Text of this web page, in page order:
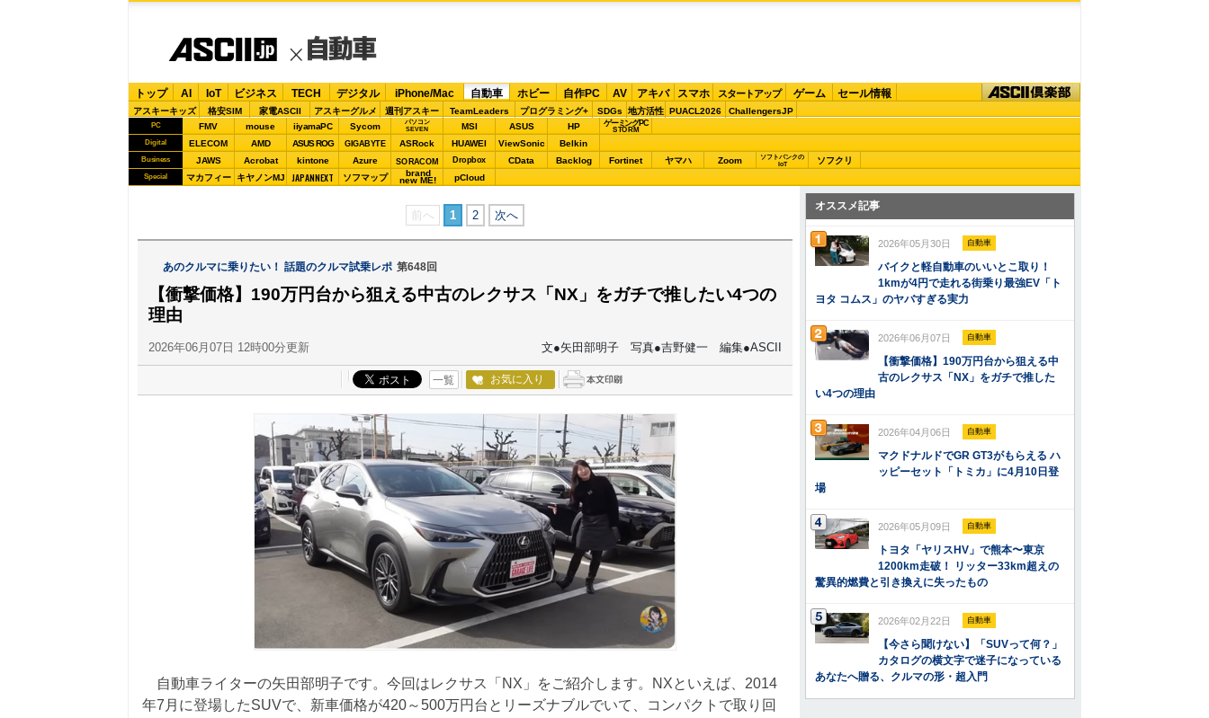
トップ AI IoT ビジネス TECH デジタル iPhone/Mac 自動車 ホビー 自作PC AV アキバ スマホ スタートアップ ゲーム セール情報
アスキーキッズ 格安SIM 家電ASCII アスキーグルメ 週刊アスキー TeamLeaders プログラミング+ SDGs 地方活性 PUACL2026 ChallengersJP
PC FMV mouse iiyamaPC Sycom
パソコン
SEVEN
MSI ASUS HP ゲーミングPC
STORM
Digital ELECOM AMD ASUS ROG GIGABYTE ASRock HUAWEI ViewSonic Belkin
Business JAWS Acrobat kintone Azure SORACOM Dropbox CData Backlog Fortinet ヤマハ Zoom
ソフトバンクの
IoT
ソフクリ
Special マカフィー キヤノンMJ JAPANNEXT ソフマップ brand
new ME! pCloud
前へ 1 2 次へ
あのクルマに乗りたい！ 話題のクルマ試乗レポ 第648回
【衝撃価格】190万円台から狙える中古のレクサス「NX」をガチで推したい4つの
理由
2026年06月07日 12時00分更新 文●矢田部明子 写真●吉野健一 編集●ASCII
一覧 お気に入り
自動車ライターの矢田部明子です。今回はレクサス「NX」をご紹介します。NXといえば、2014
年7月に登場したSUVで、新車価格が420～500万円台とリーズナブルでいて、コンパクトで取り回
オススメ記事
2026年05月30日 自動車
バイクと軽自動車のいいとこ取り！
1kmが4円で走れる街乗り最強EV「ト
ヨタ コムス」のヤバすぎる実力
2026年06月07日 自動車
【衝撃価格】190万円台から狙える中
古のレクサス「NX」をガチで推した
い4つの理由
2026年04月06日 自動車
マクドナルドでGR GT3がもらえる ハ
ッピーセット「トミカ」に4月10日登
場
2026年05月09日 自動車
トヨタ「ヤリスHV」で熊本〜東京
1200km走破！ リッター33km超えの
驚異的燃費と引き換えに失ったもの
2026年02月22日 自動車
【今さら聞けない】「SUVって何？」
カタログの横文字で迷子になっている
あなたへ贈る、クルマの形・超入門